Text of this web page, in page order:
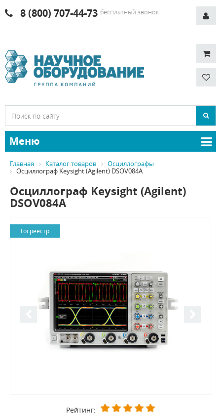
8 (800) 707-44-73 бесплатный звонок
Меню
Главная Каталог товаров
Осциллографы
Осциллограф Keysight (Agilent) DSOV084A
Осциллограф Keysight (Agilent)
DSOV084A
Госреестр
Рейтинг: